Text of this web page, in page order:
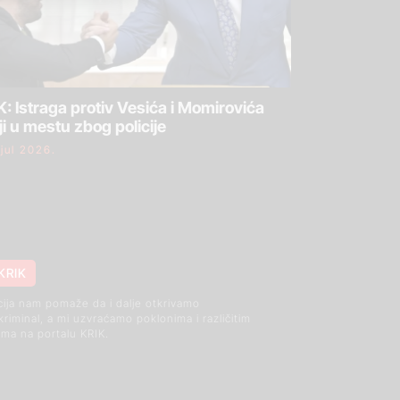
Istraga protiv Vesića i Momirovića
u mestu zbog policije
2026.
nam pomaže da i dalje otkrivamo
a mi uzvraćamo poklonima i različitim
na portalu KRIK.